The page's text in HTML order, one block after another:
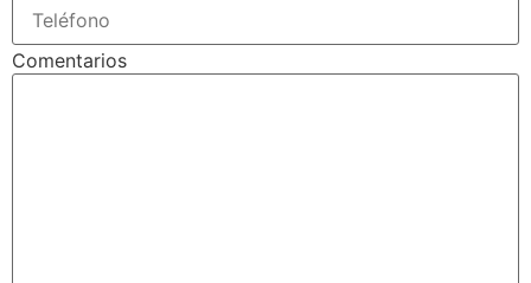
Comentarios